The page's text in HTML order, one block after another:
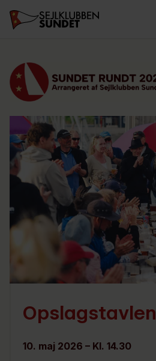
Opslagstavlen
10. maj 2026 – Kl. 14.30